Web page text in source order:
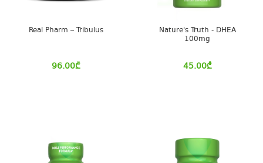
Real Pharm – Tribulus
96.00₾
Nature's Truth - DHEA
100mg
45.00₾